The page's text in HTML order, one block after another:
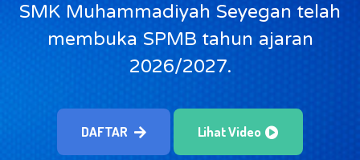
SMK Muhammadiyah Seyegan telah
membuka SPMB tahun ajaran
2026/2027.
DAFTAR Lihat Video